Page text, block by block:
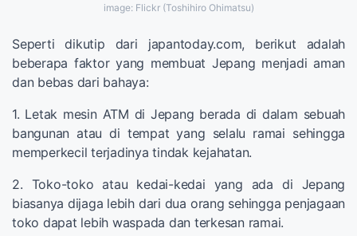
image: Flickr (Toshihiro Ohimatsu)
Seperti dikutip dari japantoday.com, berikut adalah
beberapa faktor yang membuat Jepang menjadi aman
dan bebas dari bahaya:
1. Letak mesin ATM di Jepang berada di dalam sebuah
bangunan atau di tempat yang selalu ramai sehingga
memperkecil terjadinya tindak kejahatan.
2. Toko-toko atau kedai-kedai yang ada di Jepang
biasanya dijaga lebih dari dua orang sehingga penjagaan
toko dapat lebih waspada dan terkesan ramai.